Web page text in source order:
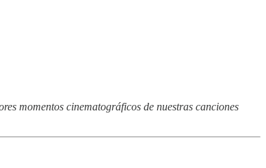
momentos cinematográficos de nuestras canciones